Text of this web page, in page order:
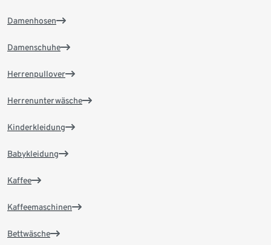
Damenhosen
Damenschuhe
Herrenpullover
Herrenunterwäsche
Kinderkleidung
Babykleidung
Kaffee
Kaffeemaschinen
Bettwäsche